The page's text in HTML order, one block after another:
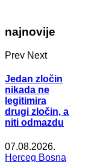
najnovije
Prev Next
Jedan zločin
nikada ne
legitimira
drugi zločin, a
niti odmazdu
07.08.2026.
Herceg Bosna